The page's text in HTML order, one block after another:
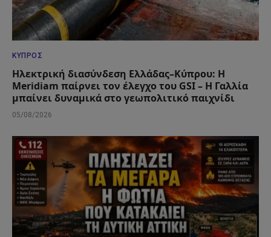
ΚΎΠΡΟΣ
Ηλεκτρική διασύνδεση Ελλάδας–Κύπρου: Η
Meridiam παίρνει τον έλεγχο του GSI – Η Γαλλία
μπαίνει δυναμικά στο γεωπολιτικό παιχνίδι
05/08/2026